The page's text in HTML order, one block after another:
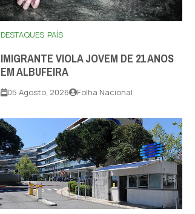
DESTAQUES PAÍS
IMIGRANTE VIOLA JOVEM DE 21 ANOS
EM ALBUFEIRA
05 Agosto, 2026 Folha Nacional